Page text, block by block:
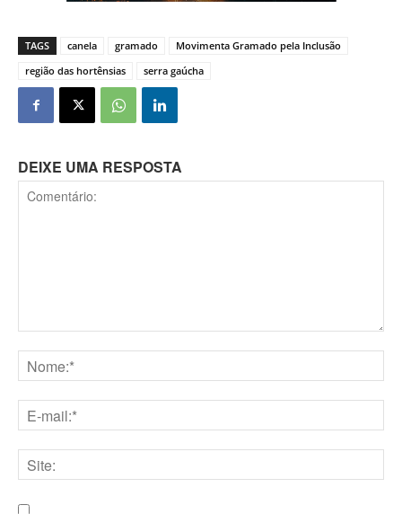
TAGS canela gramado
Movimenta Gramado pela Inclusão
região das hortênsias
serra gaúcha
DEIXE UMA RESPOSTA
mail:*